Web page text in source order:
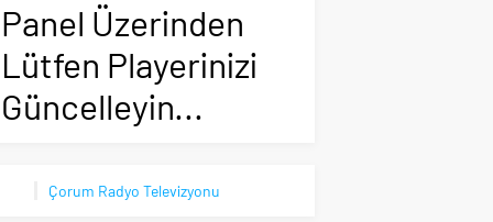
BIST
Panel Üzerinden
Lütfen Playerinizi
Güncelleyin...
Çorum Radyo Televizyonu